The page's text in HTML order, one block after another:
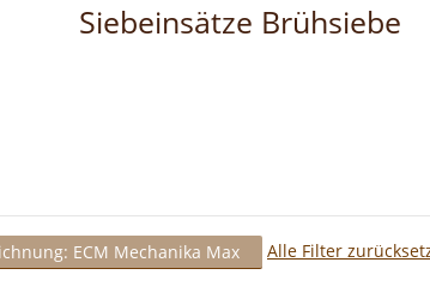
Siebeinsätze Brühsiebe
ECM Mechanika Max Alle Filter